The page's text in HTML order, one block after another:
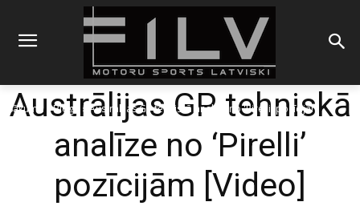
Sākums Blogs Austrālijas GP tehniskā analīze no 'Pirelli' pozīcijām
Austrālijas GP tehniskā
analīze no ‘Pirelli’
pozīcijām [Video]